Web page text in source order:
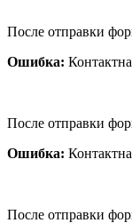
После отправки
Ошибка:
После отправки
Ошибка:
После отправки